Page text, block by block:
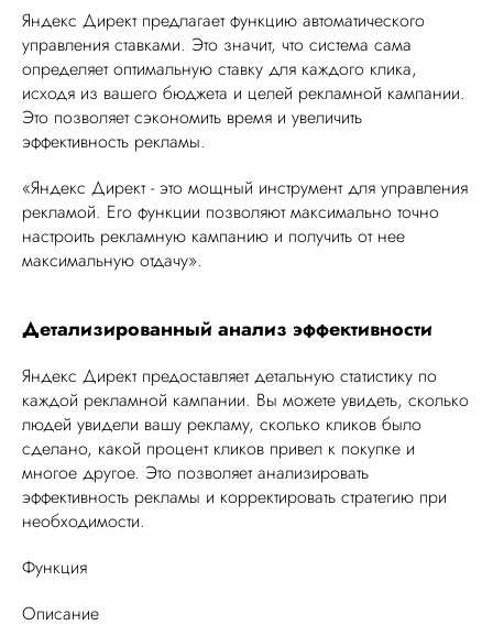
Яндекс Директ предлагает функцию автоматического
управления ставками. Это значит, что система сама
определяет оптимальную ставку для каждого клика,
исходя из вашего бюджета и целей рекламной кампании.
Это позволяет сэкономить время и увеличить
эффективность рекламы.
«Яндекс Директ - это мощный инструмент для управления
рекламой. Его функции позволяют максимально точно
настроить рекламную кампанию и получить от нее
максимальную отдачу».
Детализированный анализ эффективности
Яндекс Директ предоставляет детальную статистику по
каждой рекламной кампании. Вы можете увидеть, сколько
людей увидели вашу рекламу, сколько кликов было
сделано, какой процент кликов привел к покупке и
многое другое. Это позволяет анализировать
эффективность рекламы и корректировать стратегию при
необходимости.
Функция
Описание